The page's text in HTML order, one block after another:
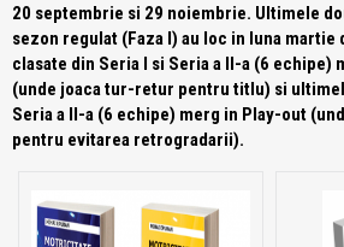
20 septembrie si 29 noiembrie. Ultimele
sezon regulat (Faza I) au loc in luna martie
clasate din Seria I si Seria a II-a (6 echipe)
(unde joaca tur-retur pentru titlu) si
Seria a II-a (6 echipe) merg in Play-out
pentru evitarea retrogradarii).